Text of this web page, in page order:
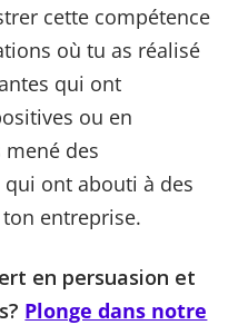
cette compétence
où tu as réalisé
qui ont
ou en
des
ont abouti à des
entreprise.
en persuasion et
Plonge dans notre